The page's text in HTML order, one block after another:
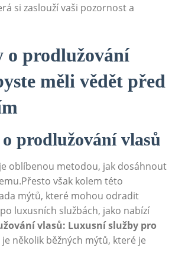
si zaslouží vaši pozornost a
o prodlužování
měli vědět před
prodlužování vlasů
oblíbenou metodou, jak dosáhnout
však kolem této
mýtů, které mohou odradit
luxusních službách, jako nabízí
vlasů: Luxusní služby pro
je několik běžných mýtů, které je